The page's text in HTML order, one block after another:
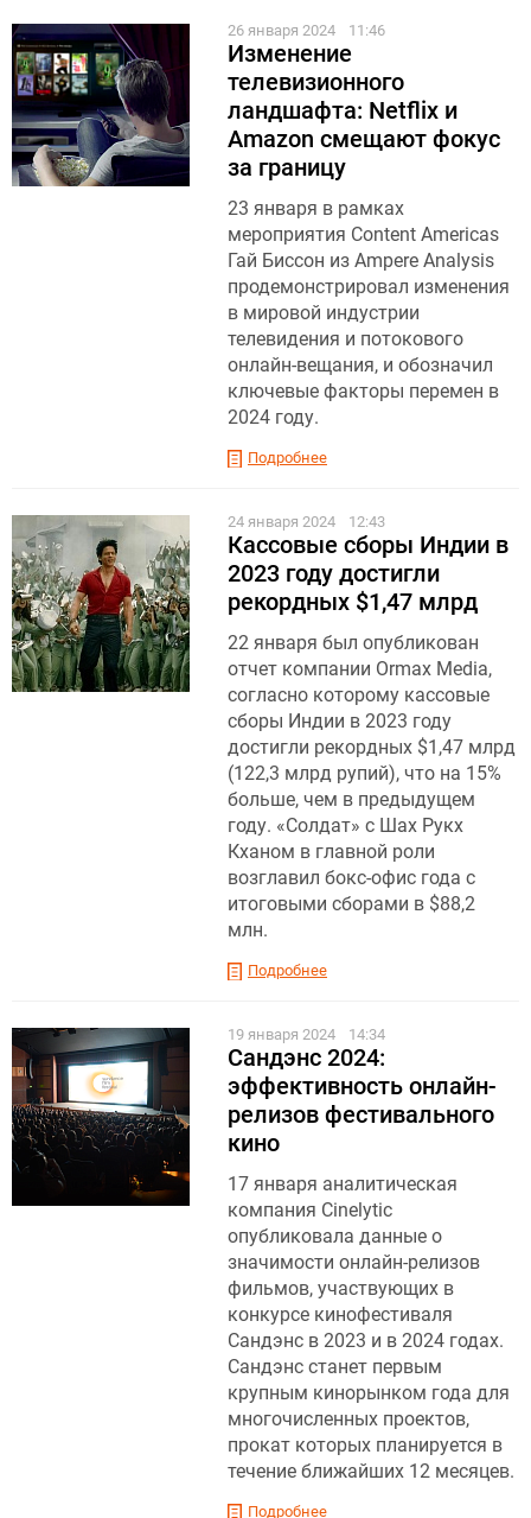
26 января 2024 11:46
Изменение
телевизионного
ландшафта: Netflix и
Amazon смещают фокус
за границу
23 января в рамках
мероприятия Content Americas
Гай Биссон из Ampere Analysis
продемонстрировал изменения
в мировой индустрии
телевидения и потокового
онлайн-вещания, и обозначил
ключевые факторы перемен в
2024 году.
Подробнее
24 января 2024 12:43
Кассовые сборы Индии в
2023 году достигли
рекордных $1,47 млрд
22 января был опубликован
отчет компании Ormax Media,
согласно которому кассовые
сборы Индии в 2023 году
достигли рекордных $1,47 млрд
(122,3 млрд рупий), что на 15%
больше, чем в предыдущем
году. «Солдат» с Шах Рукх
Кханом в главной роли
возглавил бокс-офис года с
итоговыми сборами в $88,2
млн.
Подробнее
19 января 2024 14:34
Сандэнс 2024:
эффективность онлайн-
релизов фестивального
кино
17 января аналитическая
компания Cinelytic
опубликовала данные о
значимости онлайн-релизов
фильмов, участвующих в
конкурсе кинофестиваля
Сандэнс в 2023 и в 2024 годах.
Сандэнс станет первым
крупным кинорынком года для
многочисленных проектов,
прокат которых планируется в
течение ближайших 12 месяцев.
Подробнее